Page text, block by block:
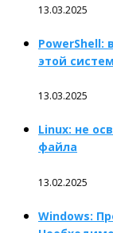
13.03.2025
PowerShell:
этой
13.03.2025
Linux: не
файла
13.02.2025
Windows: